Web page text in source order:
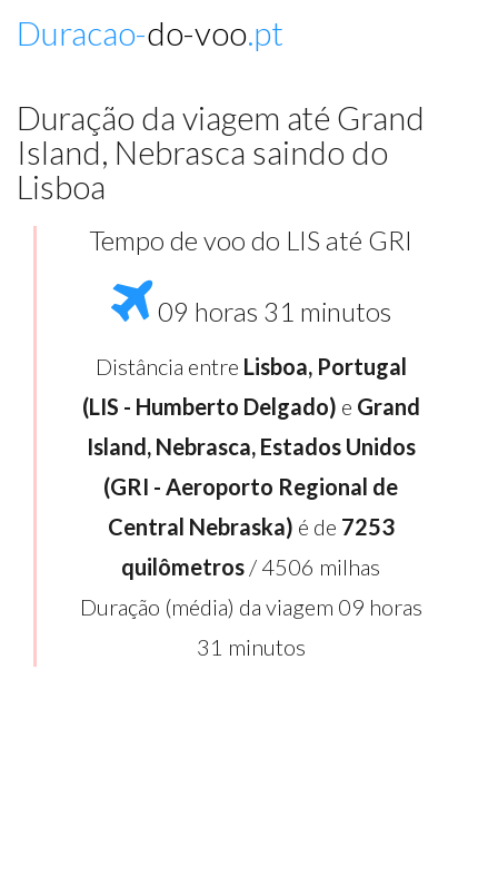
Duracao-do-voo.pt
Duração da viagem até Grand
Island, Nebrasca saindo do
Lisboa
Tempo de voo do LIS até GRI
09 horas 31 minutos
Distância entre Lisboa, Portugal
(LIS - Humberto Delgado) e Grand
Island, Nebrasca, Estados Unidos
(GRI - Aeroporto Regional de
Central Nebraska) é de 7253
quilômetros / 4506 milhas
Duração (média) da viagem 09 horas
31 minutos